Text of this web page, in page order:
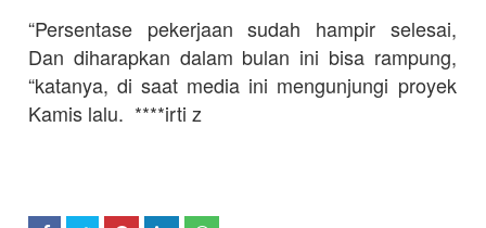
“Persentase pekerjaan sudah hampir selesai,
Dan diharapkan dalam bulan ini bisa rampung,
“katanya, di saat media ini mengunjungi proyek
Kamis lalu. ****irti z